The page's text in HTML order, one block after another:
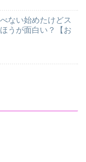
ない始めたけどス
うが面白い？【お